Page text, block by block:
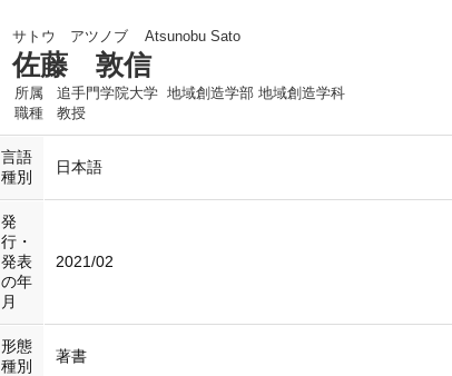
サトウ アツノブ Atsunobu Sato
佐藤 敦信
所属
追手門学院大学 地域創造学部 地域創造学科
職種
教授
言語
種別
日本語
発
行・
発表
の年
月
2021/02
形態
種別
著書